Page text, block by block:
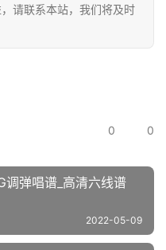
请联系本站，我们将及时
0 0
调弹唱谱_高清六线谱
2022-05-09